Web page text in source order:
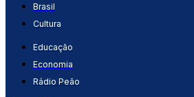
Brasil
Cultura
Educação
Economia
Rádio Peão